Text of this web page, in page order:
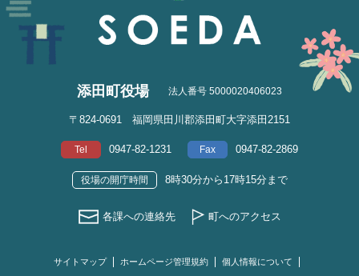
添田町役場 法人番号 5000020406023
〒824-0691 福岡県田川郡添田町大字添田2151
Tel 0947-82-1231 Fax 0947-82-2869
役場の開庁時間 8時30分から17時15分まで
各課への連絡先 町へのアクセス
サイトマップ ホームページ管理規約 個人情報について